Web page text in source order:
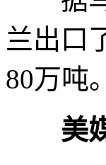
兰出口
80万吨。
美